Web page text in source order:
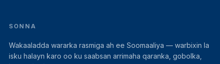
SONNA
Wakaaladda wararka rasmiga ah ee Soomaaliya — warbixin la
isku halayn karo oo ku saabsan arrimaha qaranka, gobolka,